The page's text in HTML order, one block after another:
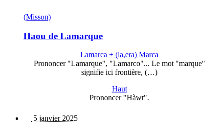
(Misson)
Haou de Lamarque
Lamarca + (la,era) Marca
Prononcer "Lamarque", "Lamarco"... Le mot "marque"
signifie ici frontière, (…)
Haut
Prononcer "Hàwt".
5 janvier 2025